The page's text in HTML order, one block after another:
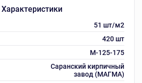
Характеристики
51 шт/м2
420 шт
M-125-175
Саранский кирпичный
завод (МАГМА)